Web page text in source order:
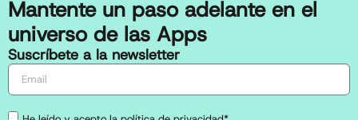
Mantente un paso adelante en el
universo de las Apps
Suscríbete a la newsletter